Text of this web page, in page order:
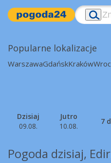
Popularne lokalizacje
WarszawaGdańskKraków
Dzisiaj
09.08.
Jutro
10.08.
7
Pogoda dzisiaj,